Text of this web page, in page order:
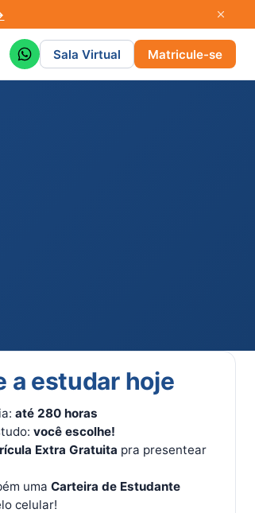
Sala Virtual Matricule-se
a estudar hoje
até 280 horas
você escolhe!
Extra Gratuita pra presentear
uma Carteira de Estudante
celular!